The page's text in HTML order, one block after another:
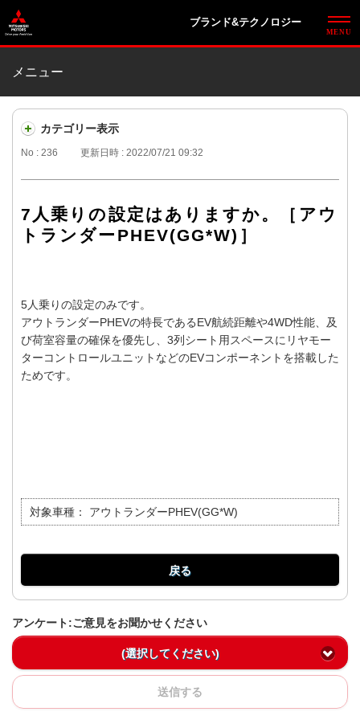
ブランド&テクノロジー
メニュー
カテゴリー表示
No : 236 更新日時 : 2022/07/21 09:32
7人乗りの設定はありますか。［アウ
トランダーPHEV(GG*W)］
5人乗りの設定のみです。
アウトランダーPHEVの特長であるEV航続距離や4WD性能、及
び荷室容量の確保を優先し、3列シート用スペースにリヤモー
ターコントロールユニットなどのEVコンポーネントを搭載した
ためです。
対象車種： アウトランダーPHEV(GG*W)
戻る
アンケート:ご意見をお聞かせください
(選択してください)
送信する